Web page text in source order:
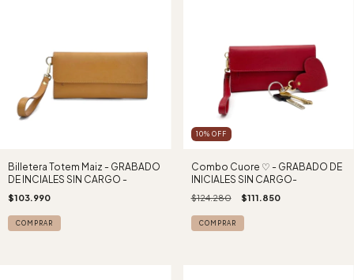
Billetera Totem Maiz - GRABADO
DE INCIALES SIN CARGO -
$103.990
10% OFF
Combo Cuore ♡ - GRABADO DE
INICIALES SIN CARGO-
$124.280 $111.850
COMPRAR